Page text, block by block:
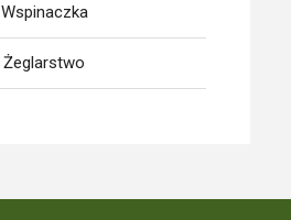
Wspinaczka
Żeglarstwo